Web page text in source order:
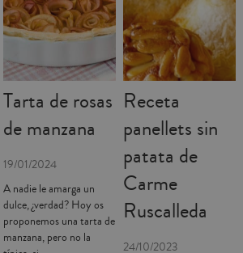
Tarta de rosas
de manzana
19/01/2024
A nadie le amarga un
dulce, ¿verdad? Hoy os
proponemos una tarta de
manzana, pero no la
Receta
panellets sin
patata de
Carme
Ruscalleda
24/10/2023